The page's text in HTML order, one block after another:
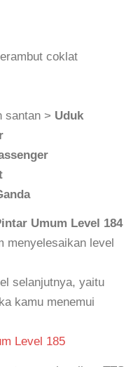
coklat
santan > Uduk
Umum Level 184
menyelesaikan level
selanjutnya, yaitu
kamu menemui
Level 185